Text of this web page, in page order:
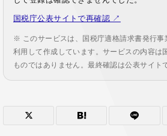
国税庁公表サイトで再確認 ↗
※ このサービスは、国税庁適格請求書発行事
利用して作成しています。サービスの内容は
ものではありません。最終確認は公表サイト